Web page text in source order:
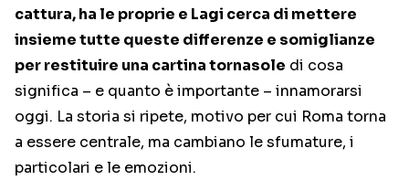
cattura, ha le proprie e Lagi cerca di mettere
insieme tutte queste differenze e somiglianze
per restituire una cartina tornasole di cosa
significa – e quanto è importante – innamorarsi
oggi. La storia si ripete, motivo per cui Roma torna
a essere centrale, ma cambiano le sfumature, i
particolari e le emozioni.